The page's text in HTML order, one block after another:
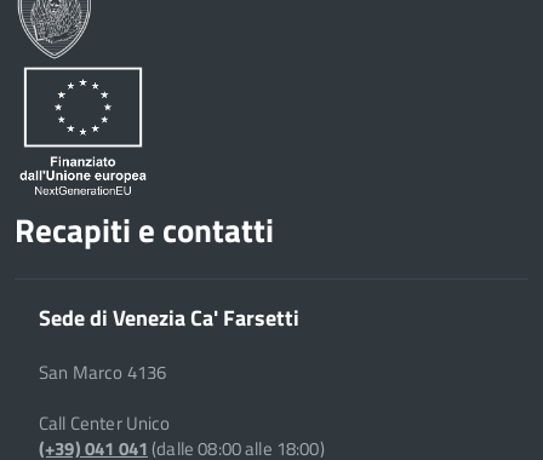
Recapiti e contatti
Sede di Venezia Ca' Farsetti
San Marco 4136
Call Center Unico
(+39) 041 041(dalle 08:00 alle 18:00)